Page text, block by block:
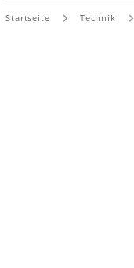
Startseite Technik